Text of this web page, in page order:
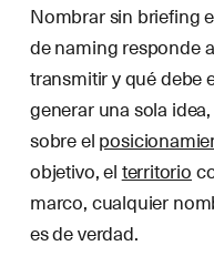
Nombrar sin briefing
de naming responde
transmitir y qué debe
generar una sola
sobre el
objetivo, elterritorio
marco, cualquier
es de verdad.